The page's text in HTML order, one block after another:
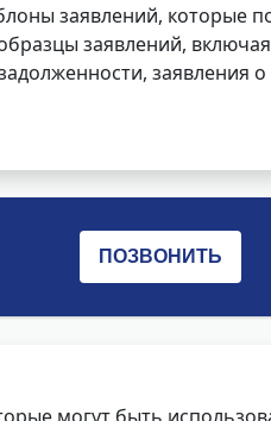
заявлений, которые
заявлений,
заявления